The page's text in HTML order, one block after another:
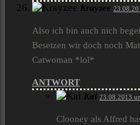
Krayzee
Also ich bin auch nich
Besetzen wir doch noch
Catwoman *lol*
ANTWORT
Kai 23.08.2013
Clooney als Alfred